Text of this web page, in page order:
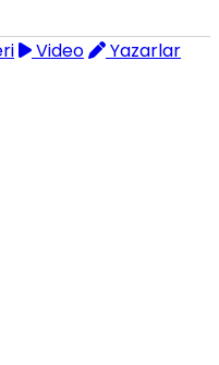
Video
Yazarlar